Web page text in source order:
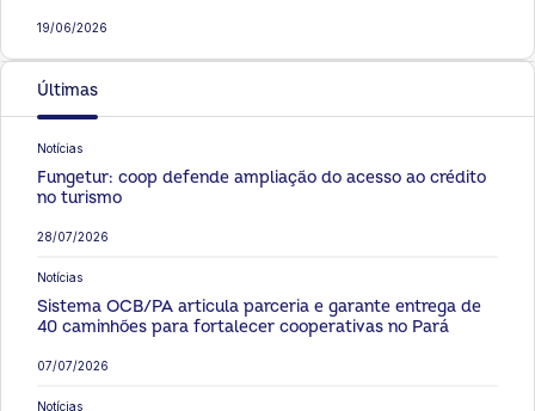
19/06/2026
Últimas
Notícias
28/07/2026
Fungetur: coop defende ampliação do acesso ao crédito
no turismo
Notícias
07/07/2026
Sistema OCB/PA articula parceria e garante entrega de
40 caminhões para fortalecer cooperativas no Pará
Notícias